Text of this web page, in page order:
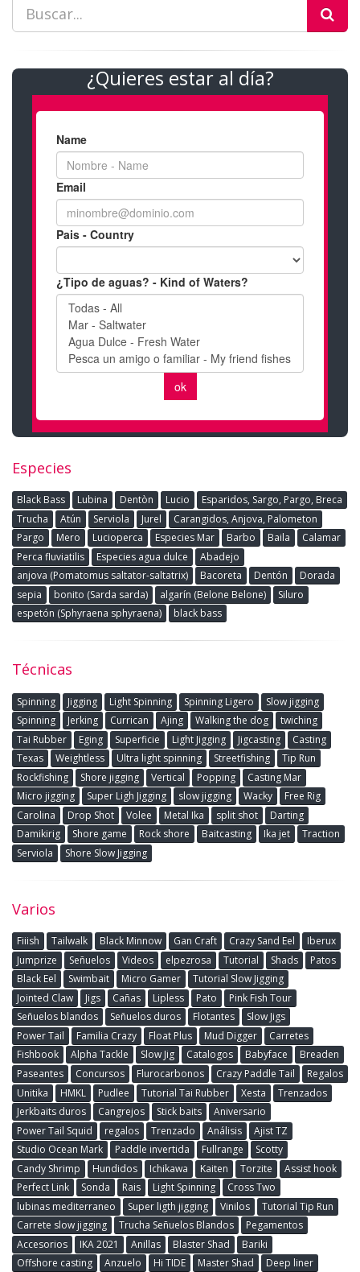
¿Quieres estar al día?
Especies
Black Bass Lubina Dentòn Lucio
Esparidos, Sargo, Pargo, Breca
Trucha
Atún Serviola Jurel
Carangidos, Anjova, Palometon
Pargo
Mero Lucioperca Especies Mar Barbo Baila
Calamar
Perca fluviatilis
Especies agua dulce
Abadejo
anjova (Pomatomus saltator-saltatrix)
Bacoreta Dentón
Dorada
sepia
bonito (Sarda sarda) algarín (Belone Belone)
Siluro
espetón (Sphyraena sphyraena)
black bass
Técnicas
Spinning Jigging Light Spinning Spinning Ligero
Slow jigging
Spinning
Jerking Currican Ajing Walking the dog
twiching
Tai Rubber
Eging Superficie Light Jigging Jigcasting
Casting
Texas
Weightless Ultra light spinning Streetfishing
Tip Run
Rockfishing
Shore jigging Vertical Popping
Casting Mar
Micro jigging
Super Ligh Jigging slow jigging Wacky
Free Rig
Carolina
Drop Shot Volee Metal Ika split shot
Darting
Damikirig
Shore game Rock shore Baitcasting Ika jet
Traction
Serviola
Shore Slow Jigging
Varios
Fiiish Tailwalk Black Minnow Gan Craft Crazy Sand Eel
Iberux
Jumprize
Señuelos Videos elpezrosa Tutorial Shads
Patos
Black Eel
Swimbait Micro Gamer
Tutorial Slow Jigging
Jointed Claw
Jigs Cañas Lipless Pato
Pink Fish Tour
Señuelos blandos
Señuelos duros Flotantes
Slow Jigs
Power Tail
Familia Crazy Float Plus Mud Digger
Carretes
Fishbook
Alpha Tackle Slow Jig Catalogos Babyface
Breaden
Paseantes
Concursos Flurocarbonos Crazy Paddle Tail
Regalos
Unitika
HMKL Pudlee Tutorial Tai Rubber Xesta
Trenzados
Jerkbaits duros
Cangrejos Stick baits
Aniversario
Power Tail Squid
regalos Trenzado Análisis
Ajist TZ
Studio Ocean Mark
Paddle invertida Fullrange
Scotty
Candy Shrimp
Hundidos Ichikawa Kaiten Torzite
Assist hook
Perfect Link
Sonda Rais Light Spinning
Cross Two
lubinas mediterraneo
Super ligth jigging Vinilos
Tutorial Tip Run
Carrete slow jigging
Trucha Señuelos Blandos
Pegamentos
Accesorios
IKA 2021 Anillas Blaster Shad
Bariki
Offshore casting
Anzuelo Hi TIDE Master Shad
Deep liner